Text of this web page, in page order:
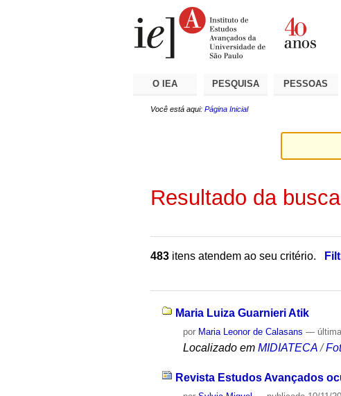
O IEA PESQUISA PESSOAS
Você está aqui: Página Inicial
Resultado da busca
483 itens atendem ao seu critério.
Maria Luiza Guarnieri Atik
por Maria Leonor de Calasans —
Localizado em MIDIATECA /
Revista Estudos Avançados